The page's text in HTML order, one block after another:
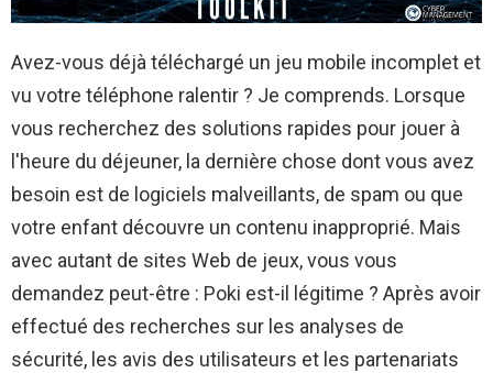
Avez-vous déjà téléchargé un jeu mobile incomplet et
vu votre téléphone ralentir ? Je comprends. Lorsque
vous recherchez des solutions rapides pour jouer à
l'heure du déjeuner, la dernière chose dont vous avez
besoin est de logiciels malveillants, de spam ou que
votre enfant découvre un contenu inapproprié. Mais
avec autant de sites Web de jeux, vous vous
demandez peut-être : Poki est-il légitime ? Après avoir
effectué des recherches sur les analyses de
sécurité, les avis des utilisateurs et les partenariats